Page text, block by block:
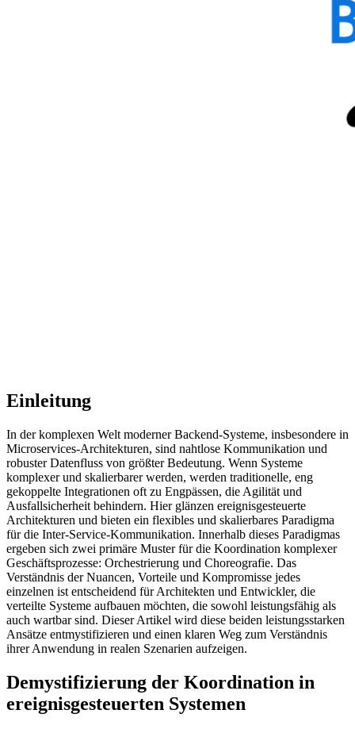
Einleitung
In der komplexen Welt moderner Backend-Systeme, insbesondere in
Microservices-Architekturen, sind nahtlose Kommunikation und
robuster Datenfluss von größter Bedeutung. Wenn Systeme
komplexer und skalierbarer werden, werden traditionelle, eng
gekoppelte Integrationen oft zu Engpässen, die Agilität und
Ausfallsicherheit behindern. Hier glänzen ereignisgesteuerte
Architekturen und bieten ein flexibles und skalierbares Paradigma
für die Inter-Service-Kommunikation. Innerhalb dieses Paradigmas
ergeben sich zwei primäre Muster für die Koordination komplexer
Geschäftsprozesse: Orchestrierung und Choreografie. Das
Verständnis der Nuancen, Vorteile und Kompromisse jedes
einzelnen ist entscheidend für Architekten und Entwickler, die
verteilte Systeme aufbauen möchten, die sowohl leistungsfähig als
auch wartbar sind. Dieser Artikel wird diese beiden leistungsstarken
Ansätze entmystifizieren und einen klaren Weg zum Verständnis
ihrer Anwendung in realen Szenarien aufzeigen.
Demystifizierung der Koordination in
ereignisgesteuerten Systemen